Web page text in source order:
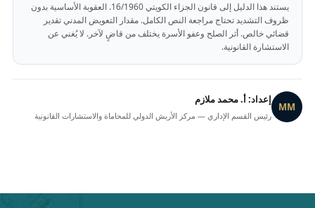
يستند هذا الدليل إلى قانون الجزاء الكويتي 16/1960. العقوبة الأساسية بدون
ظروف التشديد تحتاج مراجعة النص الكامل. مقدار التعويض المدني تقدير
قضائي خالص. أثر الصلح وعفو الأسرة يختلف من قاضٍ لآخر. لا يُغني عن
الاستشارة القانونية.
MM
إعداد: أ. محمد ملازم
رئيس القسم الإداري — مركز الأربش الدولي للمحاماة والاستشارات القانونية